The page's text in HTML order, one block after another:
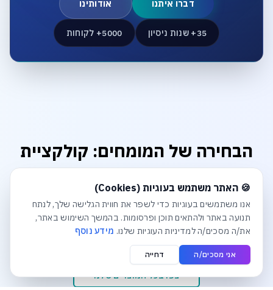
דברו איתנו אודותינו
35+ שנות ניסיון 5000+ לקוחות
הבחירה של המומחים: קולקציית
הפרימיום
מוצרים שנבחרו בקפידה כדי להבטיח לכם ביצועים, אמינות
ואיכות ללא פשרות. דברו עם המומחים שלנו להתאמה אישית.
צפו בכל המוצרים שלנו
חלונית עוגיות נפתחה אוטומטית. לסגירה יש ללחוץ על כפתור
🍪 האתר משתמש בעוגיות (Cookies)
אנו משתמשים בעוגיות כדי לשפר את חווית הגלישה שלך, לנתח
תנועה באתר ולהתאים תוכן ופרסומות. בהמשך השימוש באתר,
את/ה מסכים/ה למדיניות העוגיות שלנו. מידע נוסף
אני מסכים/ה דחייה